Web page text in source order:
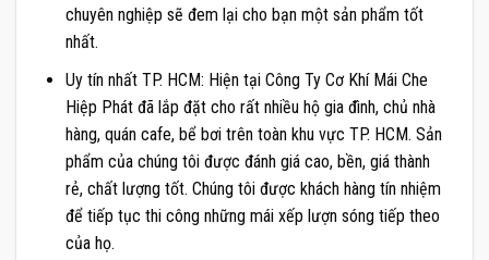
chuyên nghiệp sẽ đem lại cho bạn một sản phẩm tốt
nhất.
Uy tín nhất TP. HCM: Hiện tại Công Ty Cơ Khí Mái Che
Hiệp Phát đã lắp đặt cho rất nhiều hộ gia đình, chủ nhà
hàng, quán cafe, bể bơi trên toàn khu vực TP. HCM. Sản
phẩm của chúng tôi được đánh giá cao, bền, giá thành
rẻ, chất lượng tốt. Chúng tôi được khách hàng tín nhiệm
để tiếp tục thi công những mái xếp lượn sóng tiếp theo
của họ.